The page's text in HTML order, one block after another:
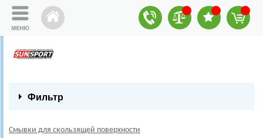
Фильтр
Смывки для скользящей поверхности